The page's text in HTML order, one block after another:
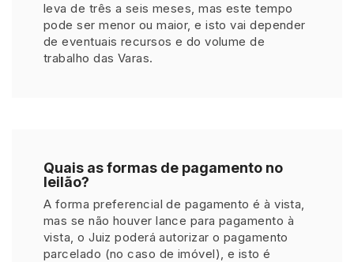
leva de três a seis meses, mas este tempo
pode ser menor ou maior, e isto vai depender
de eventuais recursos e do volume de
trabalho das Varas.
Quais as formas de pagamento no
leilão?
A forma preferencial de pagamento é à vista,
mas se não houver lance para pagamento à
vista, o Juiz poderá autorizar o pagamento
parcelado (no caso de imóvel), e isto é